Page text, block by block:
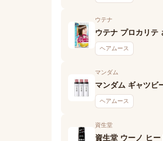
ウテナ
ウテナ プロカリテ
ヘアムース
マンダム
マンダム ギャツビ
ヘアムース
資生堂
資生堂 ウーノ ヒ